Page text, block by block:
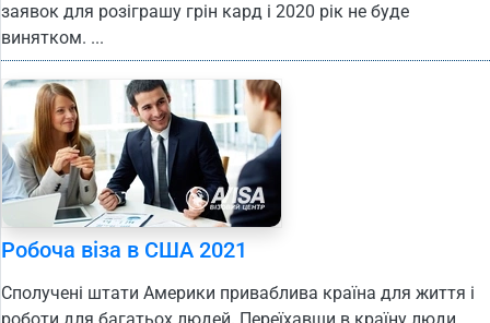
заявок для розіграшу грін кард і 2020 рік не буде
винятком. ...
Робоча віза в США 2021
Сполучені штати Америки приваблива країна для життя і